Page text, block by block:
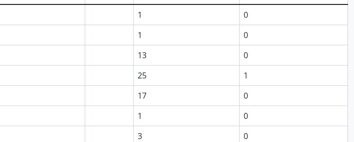
1
0
1
0
13
0
25
1
17
0
1
0
3
0